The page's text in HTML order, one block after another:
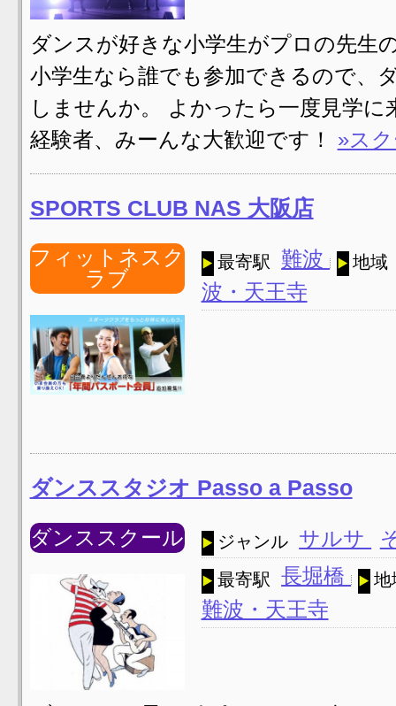
ダンスが好きな小学生がプロの先生
小学生なら誰でも参加できるので、
しませんか。 よかったら一度見学
経験者、みーんな大歓迎です！ »ス
SPORTS CLUB NAS 大阪店
フィットネスク
ラブ
最寄駅 難波 地域
波・天王寺
ダンススタジオ Passo a Passo
ダンススクール ジャンル サルサ
最寄駅 長堀橋 地
難波・天王寺